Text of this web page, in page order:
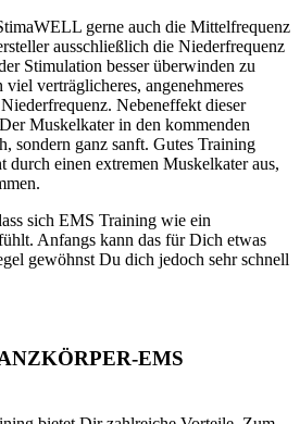
gerne auch die Mittelfrequenz
ausschließlich die Niederfrequenz
Stimulation besser überwinden zu
verträglicheres, angenehmeres
Nebeneffekt dieser
Muskelkater in den kommenden
sondern ganz sanft. Gutes Training
durch einen extremen Muskelkater aus,
sich EMS Training wie ein
Anfangs kann das für Dich etwas
gewöhnst Du dich jedoch sehr schnell
EMS